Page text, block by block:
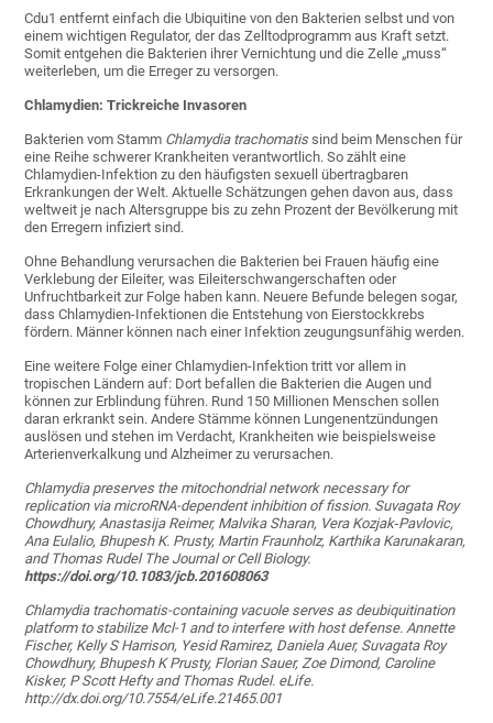
Cdu1 entfernt einfach die Ubiquitine von den Bakterien selbst und von
einem wichtigen Regulator, der das Zelltodprogramm aus Kraft setzt.
Somit entgehen die Bakterien ihrer Vernichtung und die Zelle „muss“
weiterleben, um die Erreger zu versorgen.
Chlamydien: Trickreiche Invasoren
Bakterien vom Stamm Chlamydia trachomatissind beim Menschen für
eine Reihe schwerer Krankheiten verantwortlich. So zählt eine
Chlamydien-Infektion zu den häufigsten sexuell übertragbaren
Erkrankungen der Welt. Aktuelle Schätzungen gehen davon aus, dass
weltweit je nach Altersgruppe bis zu zehn Prozent der Bevölkerung mit
den Erregern infiziert sind.
Ohne Behandlung verursachen die Bakterien bei Frauen häufig eine
Verklebung der Eileiter, was Eileiterschwangerschaften oder
Unfruchtbarkeit zur Folge haben kann. Neuere Befunde belegen sogar,
dass Chlamydien-Infektionen die Entstehung von Eierstockkrebs
fördern. Männer können nach einer Infektion zeugungsunfähig werden.
Eine weitere Folge einer Chlamydien-Infektion tritt vor allem in
tropischen Ländern auf: Dort befallen die Bakterien die Augen und
können zur Erblindung führen. Rund 150 Millionen Menschen sollen
daran erkrankt sein. Andere Stämme können Lungenentzündungen
auslösen und stehen im Verdacht, Krankheiten wie beispielsweise
Arterienverkalkung und Alzheimer zu verursachen.
Chlamydia preserves the mitochondrial network necessary for
replication via microRNA-dependent inhibition of fission. Suvagata Roy
Chowdhury, Anastasija Reimer, Malvika Sharan, Vera Kozjak‑Pavlovic,
Ana Eulalio, Bhupesh K. Prusty, Martin Fraunholz, Karthika Karunakaran,
and Thomas Rudel The Journal or Cell Biology.
https://doi.org/10.1083/jcb.201608063
Chlamydia trachomatis-containing vacuole serves as deubiquitination
platform to stabilize Mcl-1 and to interfere with host defense. Annette
Fischer, Kelly S Harrison, Yesid Ramirez, Daniela Auer, Suvagata Roy
Chowdhury, Bhupesh K Prusty, Florian Sauer, Zoe Dimond, Caroline
Kisker, P Scott Hefty and Thomas Rudel. eLife.
http://dx.doi.org/10.7554/eLife.21465.001